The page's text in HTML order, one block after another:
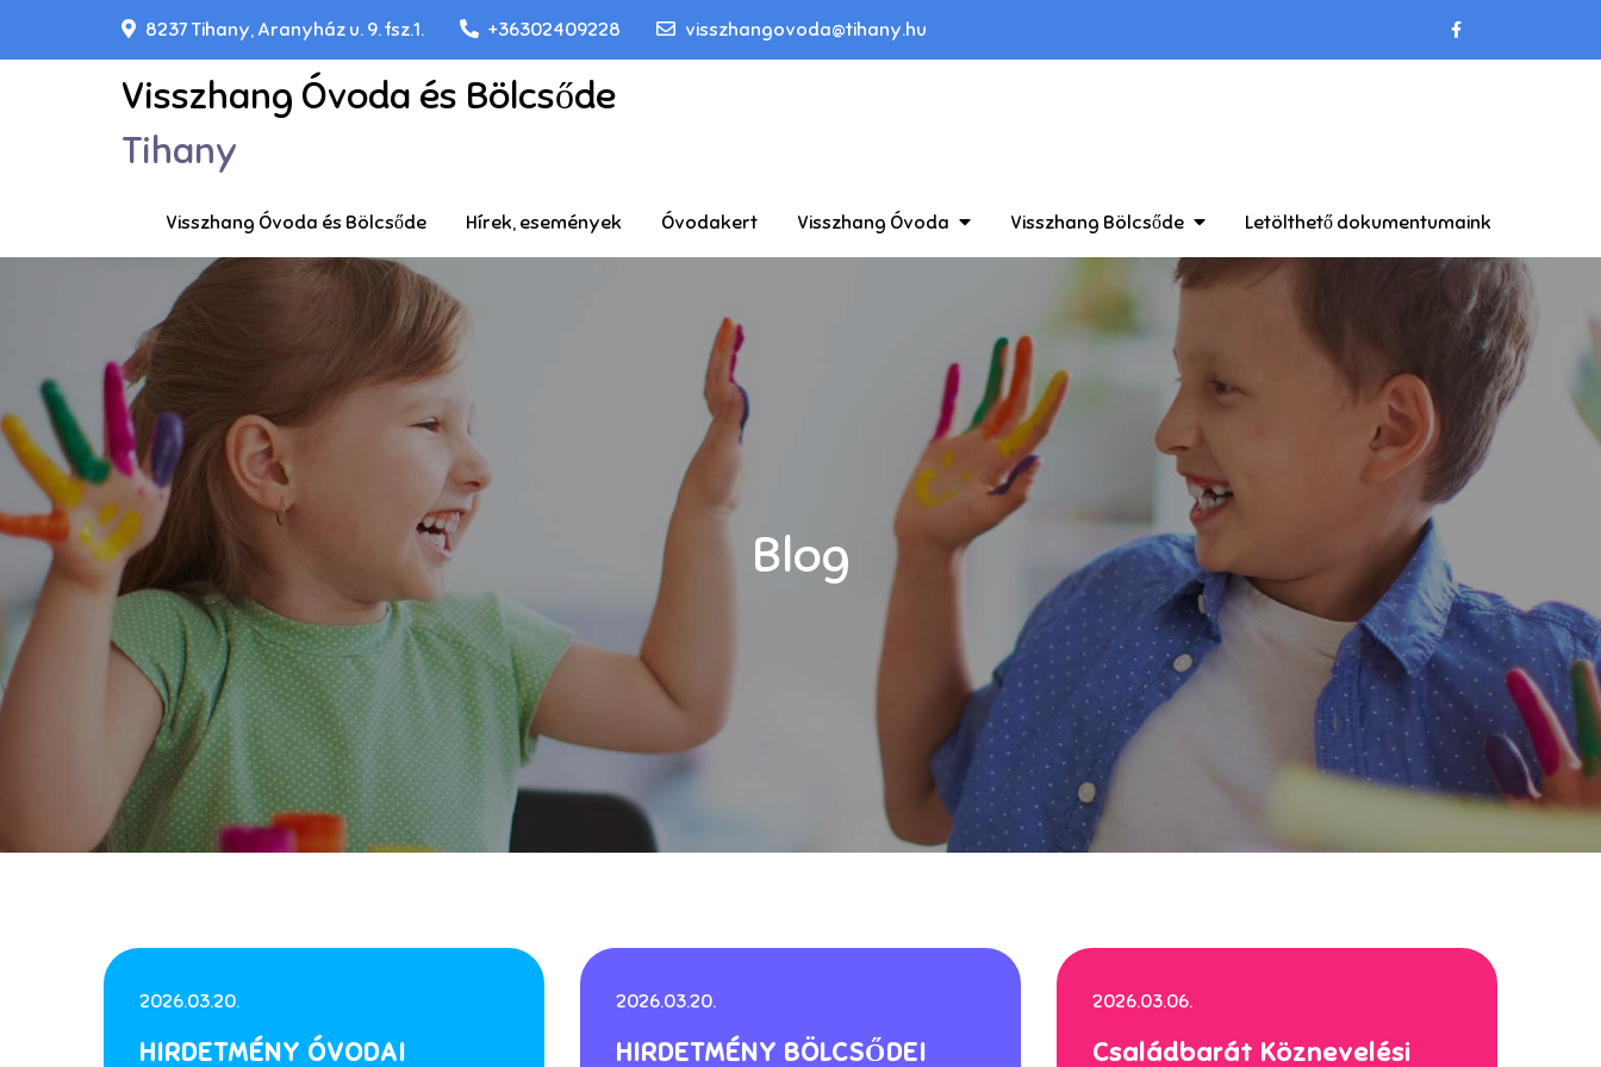
8237 Tihany, Aranyház u. 9. fsz.1. +36302409228 visszhangovoda@tihany.hu
Visszhang Óvoda és Bölcsőde
Tihany
Visszhang Óvoda és Bölcsőde Hírek, események Óvodakert Visszhang Óvoda Visszhang Bölcsőde Letölthető dokumentumaink
Blog
2026.03.20.
HIRDETMÉNY ÓVODAI
2026.03.20.
HIRDETMÉNY BÖLCSŐDEI
2026.03.06.
Családbarát Köznevelési